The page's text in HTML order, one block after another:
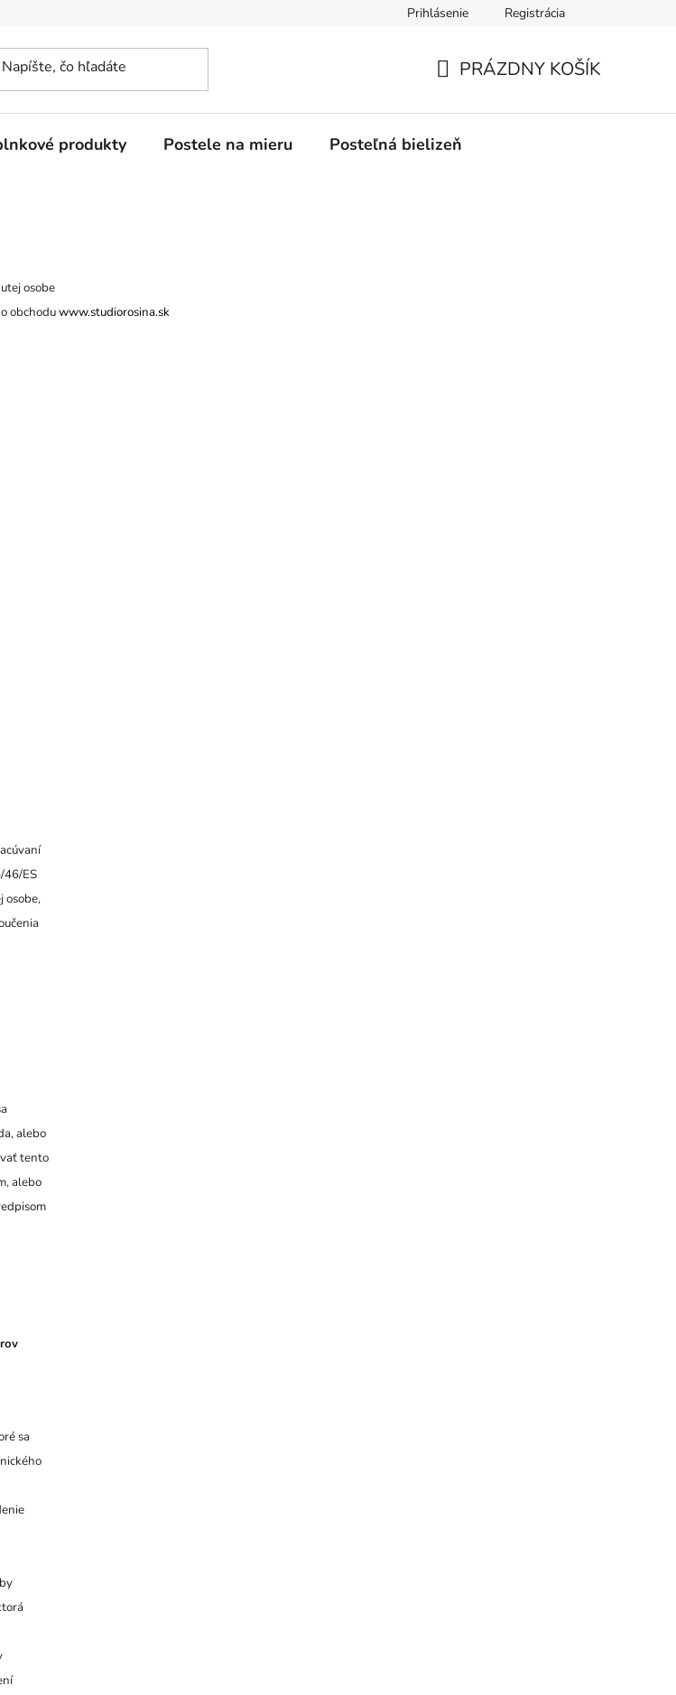
Prihlásenie Registrácia
KOŠÍK
PRÁZDNY KOŠÍK
produkty Postele na mieru Posteľná bielizeň
osobe
obchoduwww.studiorosina.sk
46/ES
osobe,
alebo
tento
alebo
sa